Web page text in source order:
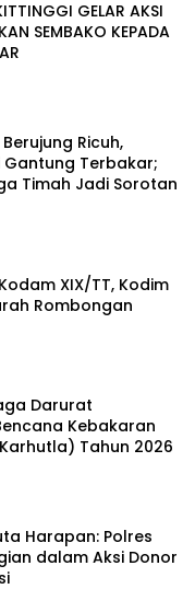
GELAR AKSI
SEMBAKO KEPADA
Ricuh,
Gantung Terbakar;
Timah Jadi Sorotan
XIX/TT, Kodim
Rombongan
Darurat
Kebakaran
Tahun 2026
Harapan: Polres
dalam Aksi Donor